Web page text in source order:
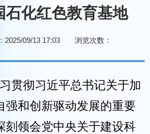
石化红色教育基地
2025/09/13 17:03 浏览次数：
贯彻习近平总书记关于加
强和创新驱动发展的重要
刻领会党中央关于建设科